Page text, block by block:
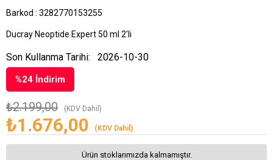
Barkod : 3282770153255
Ducray Neoptide Expert 50 ml 2'li
%24 İndirim
₺2.199,00 (KDV Dahil)
₺1.676,00 (KDV Dahil)
Son Kullanma Tarihi: 2026-10-30
Ürün stoklarımızda kalmamıştır.